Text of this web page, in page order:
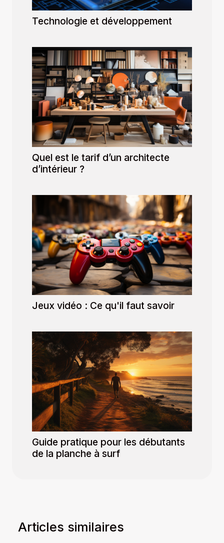
Technologie et développement
Quel est le tarif d’un architecte
d’intérieur ?
Jeux vidéo : Ce qu'il faut savoir
Guide pratique pour les débutants
de la planche à surf
Articles similaires